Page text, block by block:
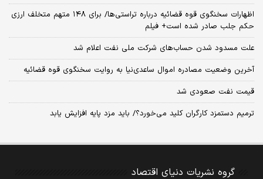
اظهارات سخنگوی قوه قضائیه درباره تراستی‌ها/ برای ۱۴۸ متهم متخلف ارزی
حکم جلب صادر شده است+ فیلم
علت مسدود شدن حساب‌های شرکت ملی نفت اعلام شد
آخرین وضعیت مصادره اموال ساعدی‌نیا به روایت سخنگوی قوه قضائیه
قیمت نفت صعودی شد
ترمیم دستمزد کارگران کلید می‌خورد؟/ باید مزد پایه افزایش یابد
گروه نشریات دنیای اقتصاد